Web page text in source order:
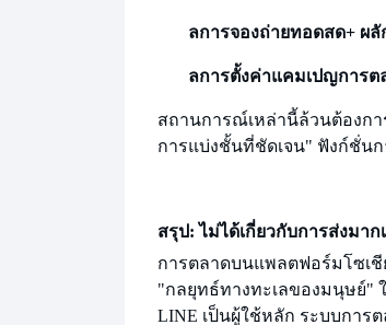
ลการจองถ่ายทอดสด+ ผ
ลการตั้งค่าแคมเปญการ
สถานการณ์เหล่านี้ล้วนต้องกา
การแบ่งชั้นที่ชัดเจน" ฟังก์ชั่นก
สรุป: ไม่ได้เกี่ยวกับการส่งมา
การตลาดบนแพลตฟอร์มโซเ
"กลยุทธ์ทางทะเลของมนุษย์"
LINE เป็นผู้ใช้หลัก ระบบการ